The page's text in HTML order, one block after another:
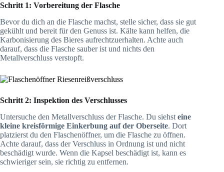
Schritt 1: Vorbereitung der Flasche
Bevor du dich an die Flasche machst, stelle sicher, dass sie gut
gekühlt und bereit für den Genuss ist. Kälte kann helfen, die
Karbonisierung des Bieres aufrechtzuerhalten. Achte auch
darauf, dass die Flasche sauber ist und nichts den
Metallverschluss verstopft.
Schritt 2: Inspektion des Verschlusses
Untersuche den Metallverschluss der Flasche. Du siehst eine
kleine kreisförmige Einkerbung auf der Oberseite. Dort
platzierst du den Flaschenöffner, um die Flasche zu öffnen.
Achte darauf, dass der Verschluss in Ordnung ist und nicht
beschädigt wurde. Wenn die Kapsel beschädigt ist, kann es
schwieriger sein, sie richtig zu entfernen.